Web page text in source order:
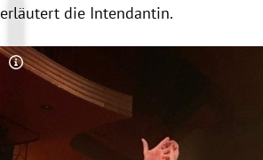
erläutert die Intendantin.
Copyright-Hinweis öffnen/schließen